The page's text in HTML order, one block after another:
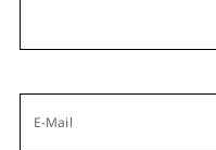
E-Mail